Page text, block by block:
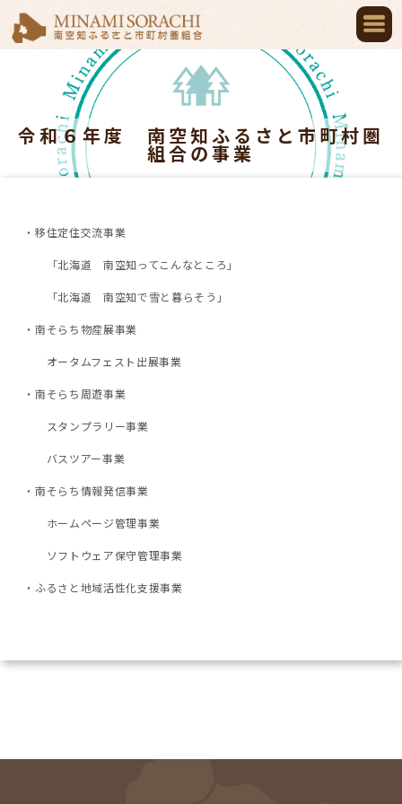
令和６年度 南空知ふるさと市町村圏
組合の事業
・移住定住交流事業
「北海道 南空知ってこんなところ」
「北海道 南空知で雪と暮らそう」
・南そらち物産展事業
オータムフェスト出展事業
・南そらち周遊事業
スタンプラリー事業
バスツアー事業
・南そらち情報発信事業
ホームページ管理事業
ソフトウェア保守管理事業
・ふるさと地域活性化支援事業